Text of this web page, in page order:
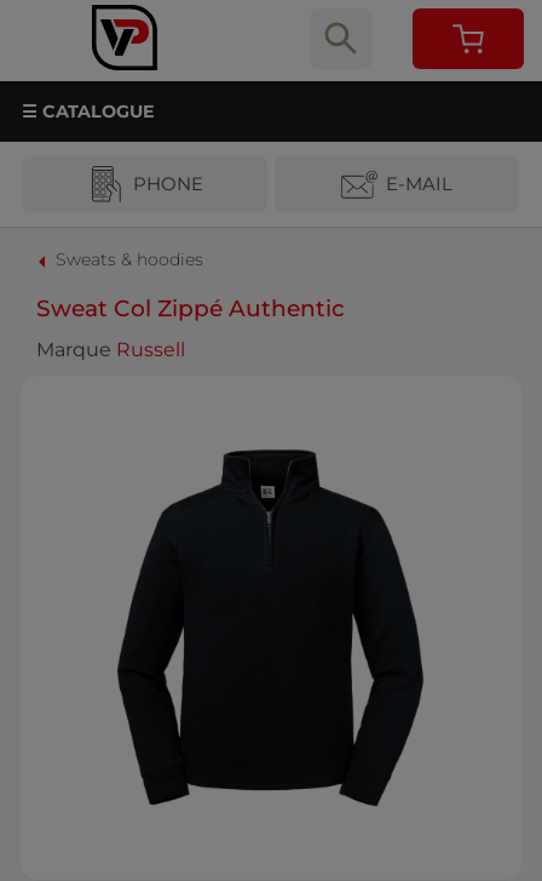
☰ CATALOGUE
PHONE E-MAIL
Sweats & hoodies
Sweat Col Zippé Authentic
Marque Russell